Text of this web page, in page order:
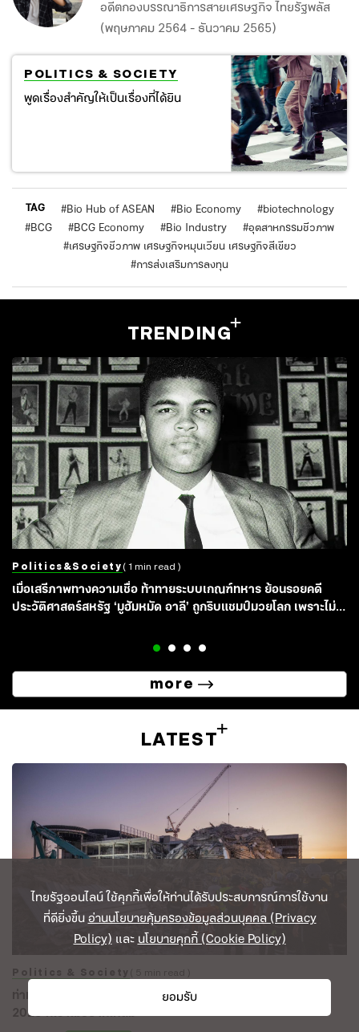
อดีตกองบรรณาธิการสายเศรษฐกิจ ไทยรัฐพลัส
(พฤษภาคม 2564 - ธันวาคม 2565)
POLITICS & SOCIETY
พูดเรื่องสำคัญให้เป็นเรื่องที่ได้ยิน
TAG #Bio Hub of ASEAN #Bio Economy #biotechnology
#BCG #BCG Economy #Bio Industry #อุตสาหกรรมชีวภาพ
#เศรษฐกิจชีวภาพ เศรษฐกิจหมุนเวียน เศรษฐกิจสีเขียว
#การส่งเสริมการลงทุน
TRENDING
Politics&society ( 1 min read )
เมื่อเสรีภาพทางความเชื่อ ท้าทายระบบเกณฑ์ทหาร ย้อนรอยคดี
ประวัติศาสตร์สหรัฐ ‘มูฮัมหมัด อาลี’ ถูกริบแชมป์มวยโลก เพราะไม่
more
LATEST
Politics & Society ( 5 min read )
ท่ามกลางกระแสมากมายที่เข้ามาและผ่านไป นี่คือ 7 เรื่องของปี
2025 ที่เราไม่อยากให้ลืม
ไทยรัฐออนไลน์ ใช้คุกกี้เพื่อให้ท่านได้รับประสบการณ์การใช้งาน
ที่ดียิ่งขึ้นอ่านนโยบายคุ้มครองข้อมูลส่วนบุคคล (Privacy
Policy) และนโยบายคุกกี้ (Cookie Policy)
ยอมรับ